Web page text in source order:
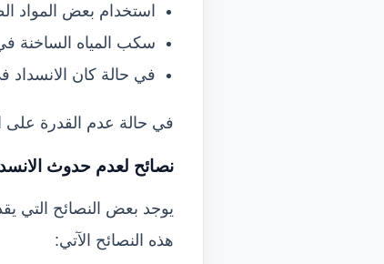
استخدام بعض المواد
سكب المياه الساخنة
في حالة كان الانسداد
في حالة عدم القدرة
نصائح لعدم حدوث
يوجد بعض النصائح التي
هذه النصائح الآتي: